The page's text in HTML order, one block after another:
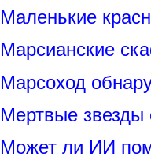
Маленькие
Марсианские
Марсоход
Мертвые звезды
Может ли ИИ